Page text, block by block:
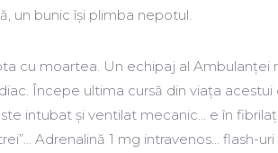
un bunic își plimba nepotul.
cu moartea. Un echipaj al Ambulanței
Începe ultima cursă din viața acestui
intubat și ventilat mecanic… e în
Adrenalină 1 mg intravenos… flash-